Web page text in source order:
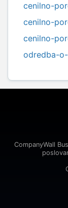
cenilno-
cenilno-
cenilno-
odredba-
CompanyWall